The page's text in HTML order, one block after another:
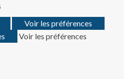
Voir les préférences
Voir les préférences